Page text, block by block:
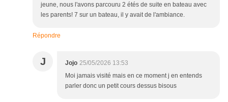
jeune, nous l'avons parcouru 2 étés de suite en bateau avec
les parents! 7 sur un bateau, il y avait de l'ambiance.
Répondre
J Jojo 25/05/2026 13:53
Moi jamais visité mais en ce moment j en entends
parler donc un petit cours dessus bisous